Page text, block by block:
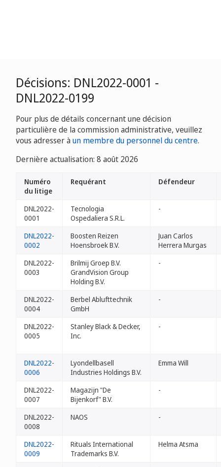
Décisions: DNL2022-0001 -
DNL2022-0199
Pour plus de détails concernant une décision
particulière de la commission administrative, veuillez
vous adresser àun membre du personnel du centre.
Dernière actualisation: 8 août 2026
Numéro
du litige
Requérant Défendeur
DNL2022-
0001
Tecnologia
Ospedaliera S.R.L.
-
DNL2022-
0002
Boosten Reizen
Hoensbroek B.V.
Juan Carlos
Herrera Murgas
DNL2022-
0003
Brilmij Groep B.V.
GrandVision Group
Holding B.V.
-
DNL2022-
0004
Berbel Ablufttechnik
GmbH
-
DNL2022-
0005
Stanley Black & Decker,
Inc.
-
DNL2022-
0006
Lyondellbasell
Industries Holdings B.V.
Emma Will
DNL2022-
0007
Magazijn "De
Bijenkorf" B.V.
-
DNL2022-
0008
NAOS -
DNL2022-
0009
Rituals International
Trademarks B.V.
Helma Atsma